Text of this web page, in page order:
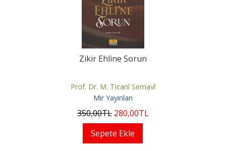
Zikir Ehline Sorun
Prof. Dr. M. Ticanî Semavî
Mir Yayınları
350,00TL 280,00TL
Sepete Ekle